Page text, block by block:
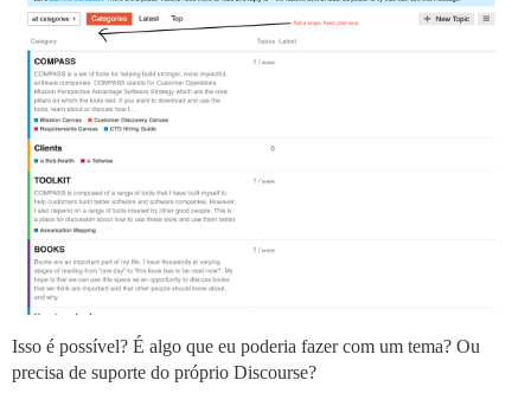
Isso é possível? É algo que eu poderia fazer com um tema? Ou
precisa de suporte do próprio Discourse?